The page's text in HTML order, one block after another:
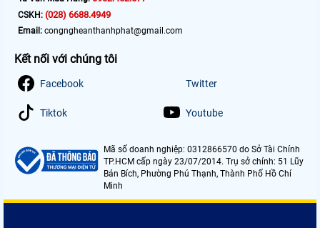
CSKH: (028) 6688.4949
Email: congngheanthanhphat@gmail.com
Kết nối với chúng tôi
Facebook Twitter
Tiktok Youtube
Mã số doanh nghiệp: 0312866570 do Sở Tài Chính
TP.HCM cấp ngày 23/07/2014. Trụ sở chính: 51 Lũy
Bán Bích, Phường Phú Thạnh, Thành Phố Hồ Chí
Minh